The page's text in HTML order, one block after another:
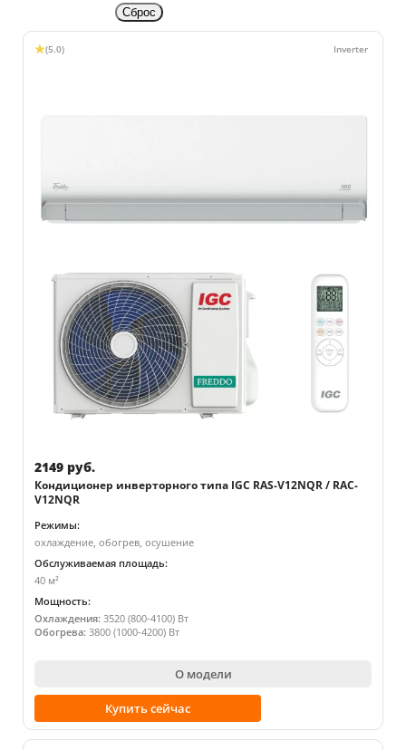
Сброс
(5.0)
2149 руб.
Кондиционер инверторного типа IGC RAS-V12NQR / RAC-
V12NQR
Режимы:
охлаждение, обогрев, осушение
Обслуживаемая площадь:
40 м²
Мощность:
Охлаждения: 3520 (800-4100) Вт
Обогрева: 3800 (1000-4200) Вт
О модели
Купить сейчас